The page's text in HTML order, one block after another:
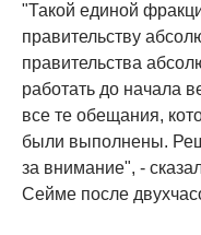
"Такой единой
правительству
правительства
работать до начала
все те обещания,
были выполнены.
за внимание", -
Сейме после